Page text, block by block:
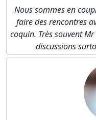
Nous sommes en
faire des rencontres
coquin. Très souvent
discussions